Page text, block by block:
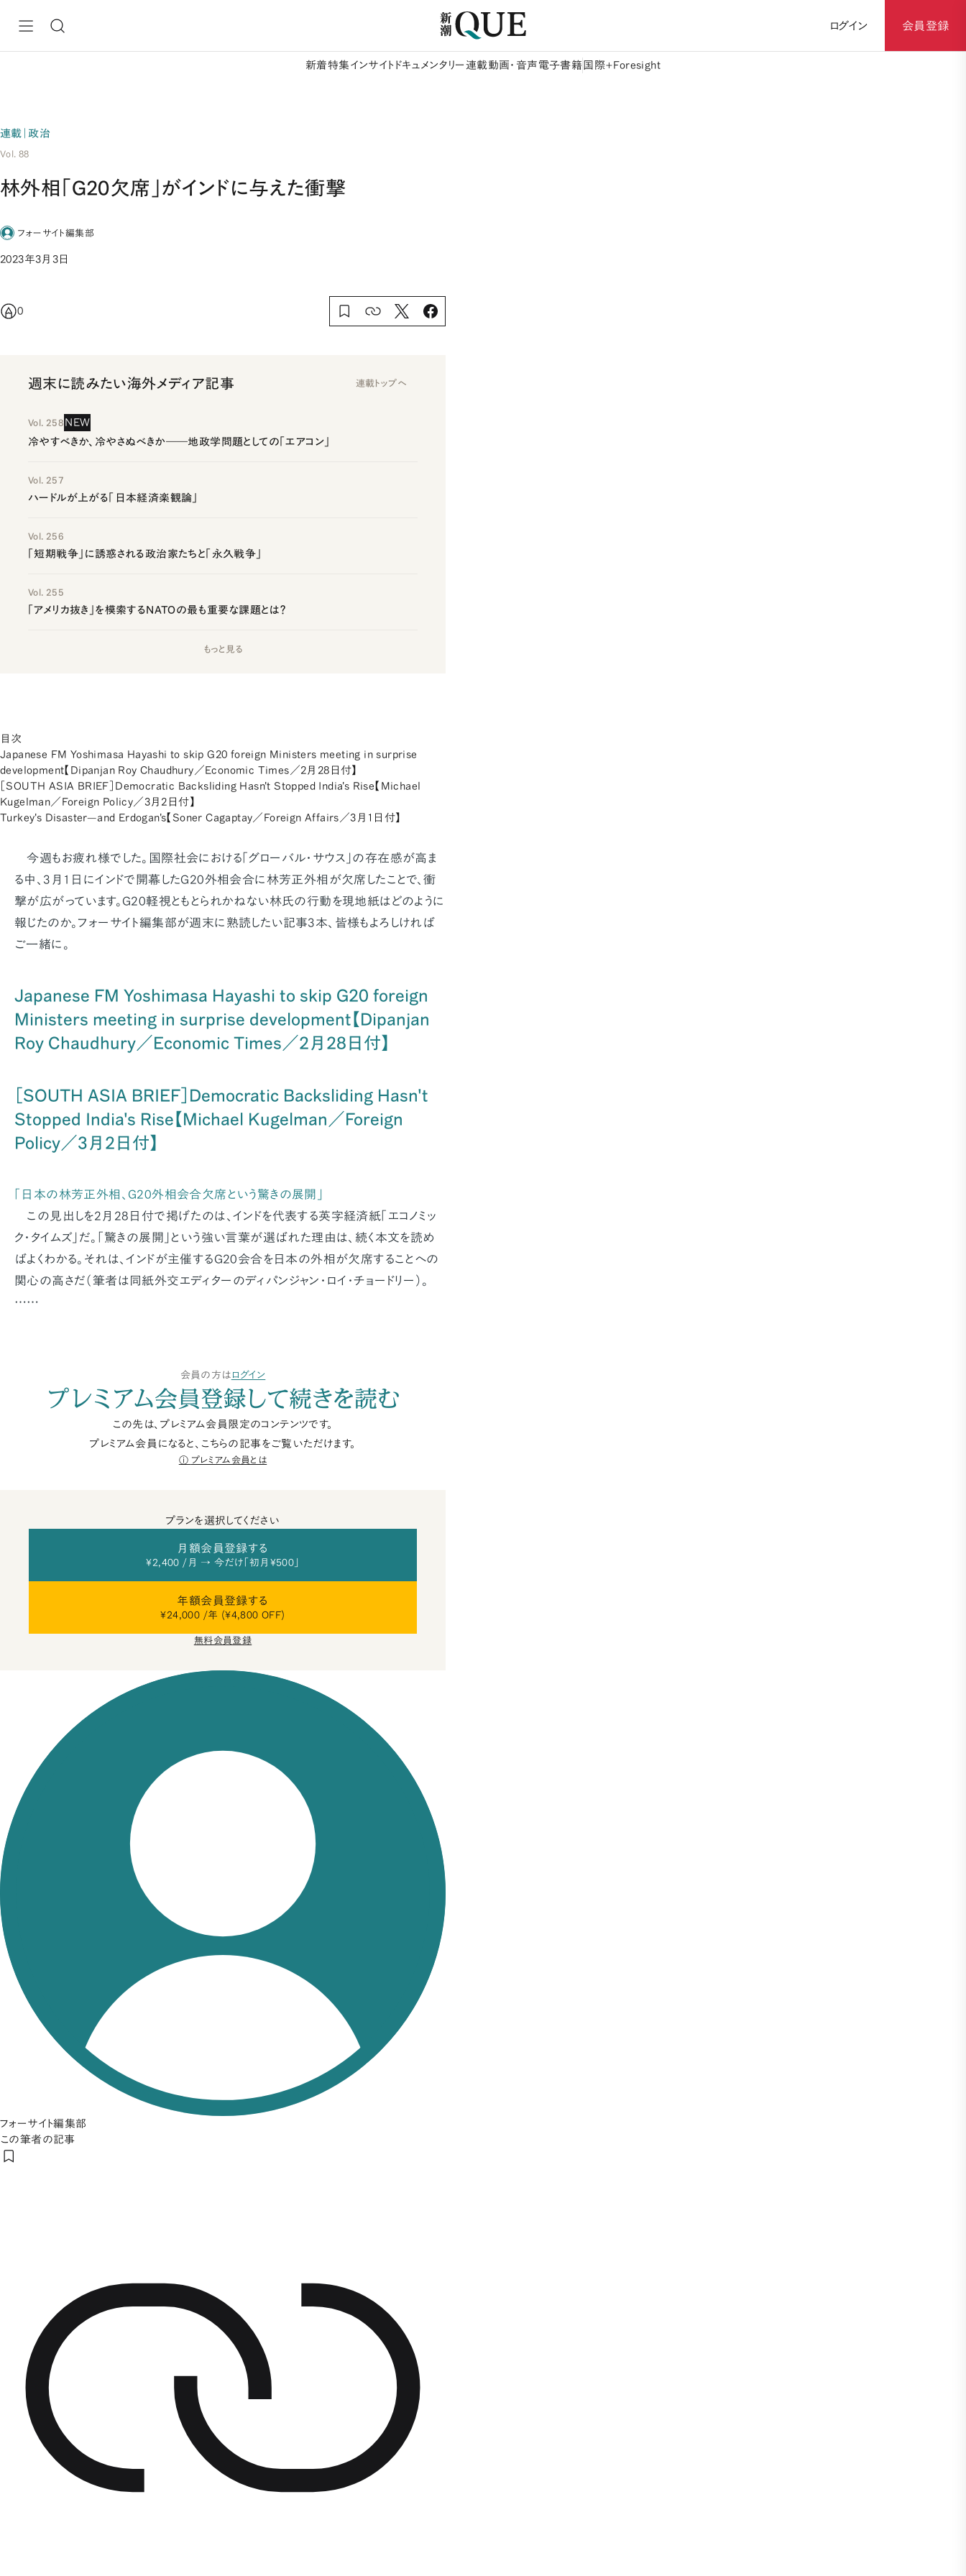
ログイン 会員登録
新着特集 インサイト ドキュメンタリー 連載動画・音声 電子書籍 国際+Foresight
連載｜政治
Vol. 88
林外相「G20欠席」がインドに与えた衝撃
フォーサイト編集部
2023年3月3日
0
週末に読みたい海外メディア記事 連載トップへ
Vol. 258 NEW
冷やすべきか、冷やさぬべきか――地政学問題としての「エアコン」
Vol. 257
ハードルが上がる「日本経済楽観論」
Vol. 256
「短期戦争」に誘惑される政治家たちと「永久戦争」
Vol. 255
「アメリカ抜き」を模索するNATOの最も重要な課題とは？
もっと見る
目次
Japanese FM Yoshimasa Hayashi to skip G20 foreign Ministers meeting in surprise
development【Dipanjan Roy Chaudhury／Economic Times／2月28日付】
［SOUTH ASIA BRIEF］Democratic Backsliding Hasn't Stopped India's Rise【Michael
Kugelman／Foreign Policy／3月2日付】
Turkey's Disaster—and Erdogan's【Soner Cagaptay／Foreign Affairs／3月1日付】
今週もお疲れ様でした。国際社会における「グローバル・サウス」の存在感が高ま
る中、3月1日にインドで開幕したG20外相会合に林芳正外相が欠席したことで、衝
撃が広がっています。G20軽視ともとられかねない林氏の行動を現地紙はどのように
報じたのか。フォーサイト編集部が週末に熟読したい記事3本、皆様もよろしければ
ご一緒に。
Japanese FM Yoshimasa Hayashi to skip G20 foreign
Ministers meeting in surprise development【Dipanjan
Roy Chaudhury／Economic Times／2月28日付】
［SOUTH ASIA BRIEF］Democratic Backsliding Hasn't
Stopped India's Rise【Michael Kugelman／Foreign
Policy／3月2日付】
「日本の林芳正外相、G20外相会合欠席という驚きの展開」
この見出しを2月28日付で掲げたのは、インドを代表する英字経済紙「エコノミッ
ク・タイムズ」だ。「驚きの展開」という強い言葉が選ばれた理由は、続く本文を読め
ばよくわかる。それは、インドが主催するG20会合を日本の外相が欠席することへの
関心の高さだ（筆者は同紙外交エディターのディパンジャン・ロイ・チョードリー）。
……
会員の方は ログイン
プレミアム会員登録して続きを読む
この先は、プレミアム会員限定のコンテンツです。
プレミアム会員になると、こちらの記事をご覧いただけます。
プレミアム会員とは
プランを選択してください
月額会員登録する
¥2,400 /月 → 今だけ「初月¥500」
年額会員登録する
¥24,000 /年 (¥4,800 OFF)
無料会員登録
フォーサイト編集部
この筆者の記事